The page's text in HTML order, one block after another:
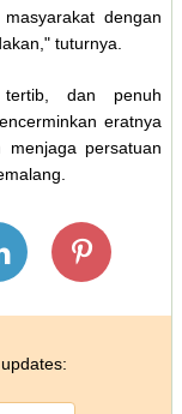
dengan
tuturnya.
tertib, dan penuh
eratnya
persatuan